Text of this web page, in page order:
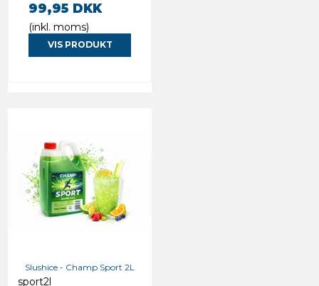
99,95 DKK
(inkl. moms)
VIS PRODUKT
Slushice - Champ Sport 2L
sport2l